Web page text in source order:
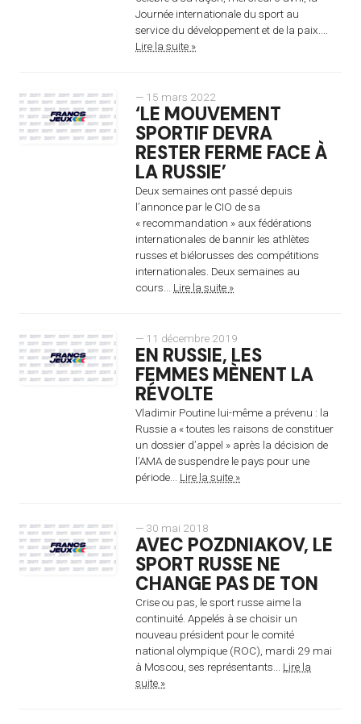
Journée internationale du sport au
service du développement et de la paix....
Lire la suite »
— 15 mars 2022
‘LE MOUVEMENT
SPORTIF DEVRA
RESTER FERME FACE À
LA RUSSIE’
Deux semaines ont passé depuis
l’annonce par le CIO de sa
« recommandation » aux fédérations
internationales de bannir les athlètes
russes et biélorusses des compétitions
internationales. Deux semaines au
cours... Lire la suite »
— 11 décembre 2019
EN RUSSIE, LES
FEMMES MÈNENT LA
RÉVOLTE
Vladimir Poutine lui-même a prévenu : la
Russie a « toutes les raisons de constituer
un dossier d’appel » après la décision de
l’AMA de suspendre le pays pour une
période... Lire la suite »
— 30 mai 2018
AVEC POZDNIAKOV, LE
SPORT RUSSE NE
CHANGE PAS DE TON
Crise ou pas, le sport russe aime la
continuité. Appelés à se choisir un
nouveau président pour le comité
national olympique (ROC), mardi 29 mai
à Moscou, ses représentants... Lire la
suite »